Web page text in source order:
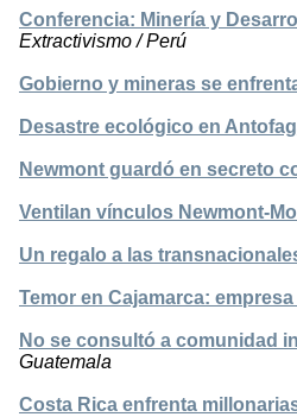
Conferencia: Minería y
Extractivismo / Perú
Gobierno y mineras se
Desastre ecológico en
Newmont guardó en secreto
Ventilan vínculos Newmont-
Un regalo a las
Temor en Cajamarca:
No se consultó a comunidad
Guatemala
Costa Rica enfrenta